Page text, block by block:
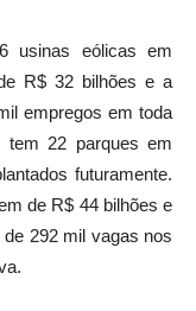
usinas eólicas em
R$ 32 bilhões e a
empregos em toda
tem 22 parques em
futuramente.
de R$ 44 bilhões e
292 mil vagas nos